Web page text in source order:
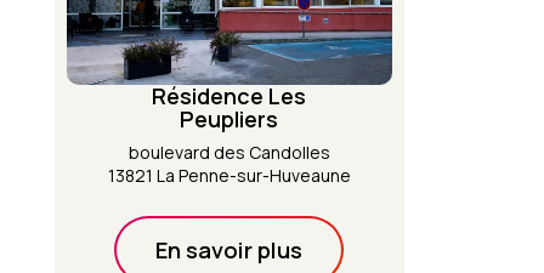
Résidence Les
Peupliers
boulevard des Candolles
13821 La Penne-sur-Huveaune
En savoir plus